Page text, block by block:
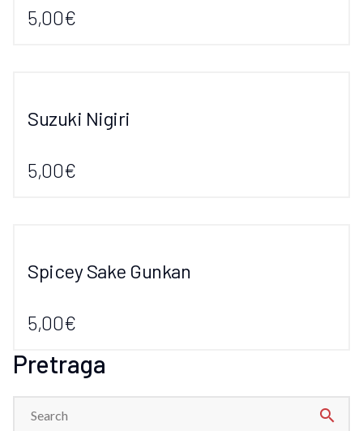
5,00€
Suzuki Nigiri
5,00€
Spicey Sake Gunkan
5,00€
Pretraga
search